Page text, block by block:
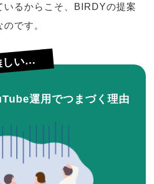
いるからこそ、BIRDYの提案
です。
い...
運用でつまづく理由